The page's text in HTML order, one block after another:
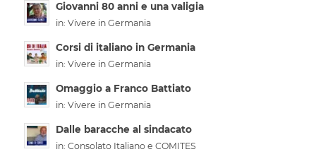
Giovanni 80 anni e una valigia
in: Vivere in Germania
Corsi di italiano in Germania
in: Vivere in Germania
Omaggio a Franco Battiato
in: Vivere in Germania
Dalle baracche al sindacato
in: Consolato Italiano e COMITES